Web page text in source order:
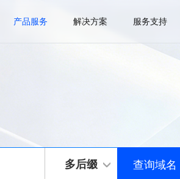
产品服务 解决方案 服务支持
多后缀